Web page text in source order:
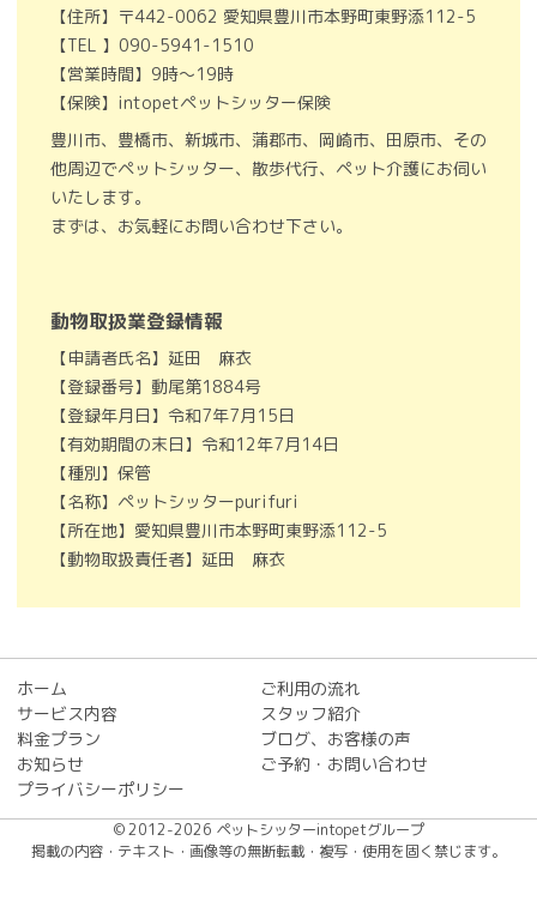
【住所】〒442-0062 愛知県豊川市本野町東野添112-5
【TEL 】090-5941-1510
【営業時間】9時～19時
【保険】intopetペットシッター保険
豊川市、豊橋市、新城市、蒲郡市、岡崎市、田原市、その
他周辺でペットシッター、散歩代行、ペット介護にお伺い
いたします。
まずは、お気軽にお問い合わせ下さい。
動物取扱業登録情報
【申請者氏名】延田 麻衣
【登録番号】動尾第1884号
【登録年月日】令和7年7月15日
【有効期間の末日】令和12年7月14日
【種別】保管
【名称】ペットシッターpurifuri
【所在地】愛知県豊川市本野町東野添112-5
【動物取扱責任者】延田 麻衣
ホーム
ご利用の流れ
サービス内容
スタッフ紹介
料金プラン
ブログ、お客様の声
お知らせ
ご予約・お問い合わせ
プライバシーポリシー
© 2012-2026 ペットシッターintopetグループ
掲載の内容・テキスト・画像等の無断転載・複写・使用を固く禁じます。